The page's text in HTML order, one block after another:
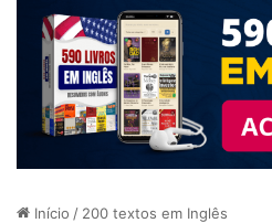
Início / 200 textos em Inglês